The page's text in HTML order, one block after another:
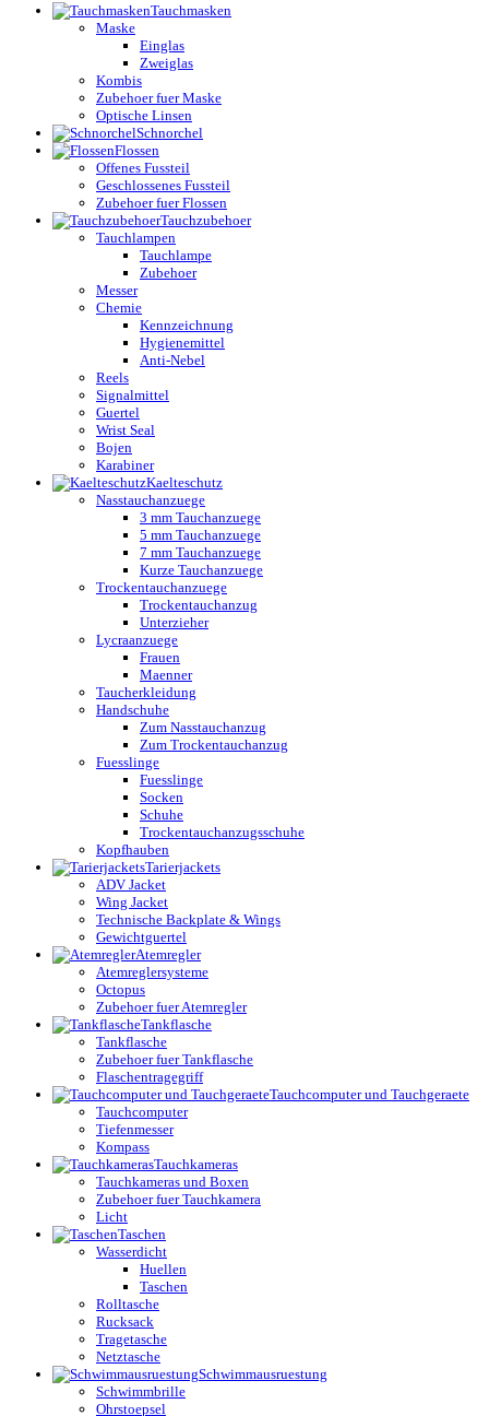
Tauchmasken
Maske
Einglas
Zweiglas
Kombis
Zubehoer fuer Maske
Optische Linsen
Schnorchel
Flossen
Offenes Fussteil
Geschlossenes Fussteil
Zubehoer fuer Flossen
Tauchzubehoer
Tauchlampen
Tauchlampe
Zubehoer
Messer
Chemie
Kennzeichnung
Hygienemittel
Anti-Nebel
Reels
Signalmittel
Guertel
Wrist Seal
Bojen
Karabiner
Kaelteschutz
Nasstauchanzuege
3 mm Tauchanzuege
5 mm Tauchanzuege
7 mm Tauchanzuege
Kurze Tauchanzuege
Trockentauchanzuege
Trockentauchanzug
Unterzieher
Lycraanzuege
Frauen
Maenner
Taucherkleidung
Handschuhe
Zum Nasstauchanzug
Zum Trockentauchanzug
Fuesslinge
Fuesslinge
Socken
Schuhe
Trockentauchanzugsschuhe
Kopfhauben
Tarierjackets
ADV Jacket
Wing Jacket
Technische Backplate & Wings
Gewichtguertel
Atemregler
Atemreglersysteme
Octopus
Zubehoer fuer Atemregler
Tankflasche
Tankflasche
Zubehoer fuer Tankflasche
Flaschentragegriff
Tauchcomputer und Tauchgeraete
Tauchcomputer
Tiefenmesser
Kompass
Tauchkameras
Tauchkameras und Boxen
Zubehoer fuer Tauchkamera
Licht
Taschen
Wasserdicht
Huellen
Taschen
Rolltasche
Rucksack
Tragetasche
Netztasche
Schwimmausruestung
Schwimmbrille
Ohrstoepsel